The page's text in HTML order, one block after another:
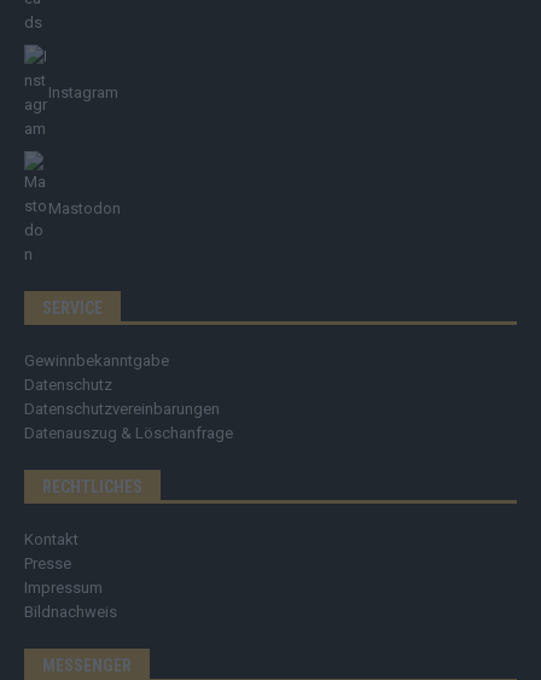
Instagram
Mastodon
SERVICE
Gewinnbekanntgabe
Datenschutz
Datenschutzvereinbarungen
Datenauszug & Löschanfrage
RECHTLICHES
Kontakt
Presse
Impressum
Bildnachweis
MESSENGER